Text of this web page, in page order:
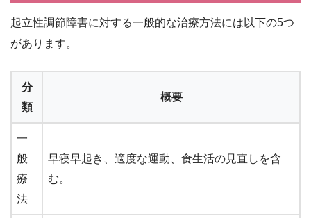
起立性調節障害に対する一般的な治療方法には以下の5つ
があります。
分
類
概要
一
般
療
法
早寝早起き、適度な運動、食生活の見直しを含
む。